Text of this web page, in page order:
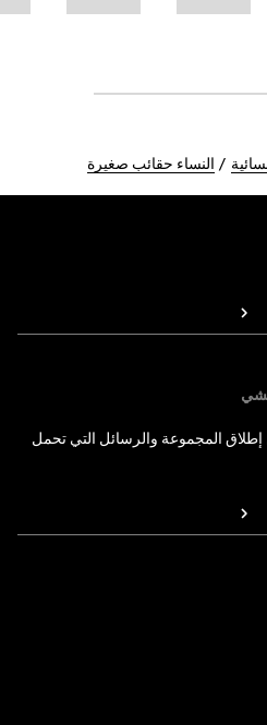
النساء حقائب صغيرة
المجموعة والرسائل التي تحمل